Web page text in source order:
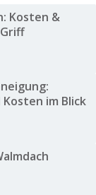
Kosten &
im Blick